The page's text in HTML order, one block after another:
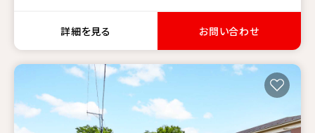
詳細を見る お問い合わせ